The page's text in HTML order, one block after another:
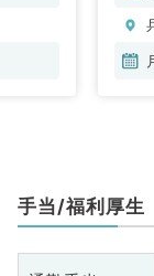
手当/福利厚生